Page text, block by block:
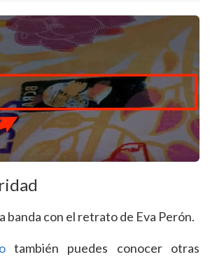
banda con el retrato de Eva Perón.
también puedes conocer otras